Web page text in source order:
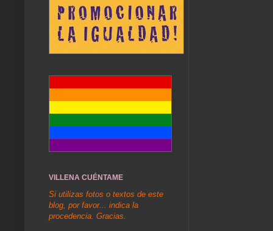
VILLENA CUÉNTAME
Si utilizas fotos o textos de este
blog, por favor... indica la
procedencia. Gracias.